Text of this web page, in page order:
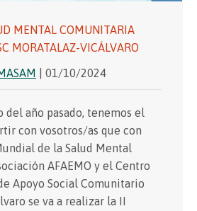
MENTAL COMUNITARIA
MORATALAZ-VICÁLVARO
| 01/10/2024
del año pasado, tenemos el
con vosotros/as que con
de la Salud Mental
AFAEMO y el Centro
Apoyo Social Comunitario
se va a realizar la II